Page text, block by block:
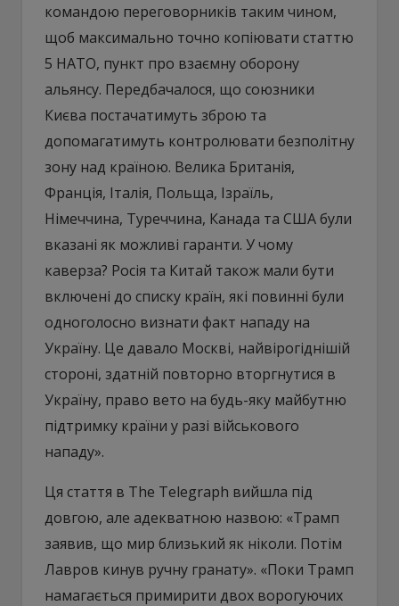
командою переговорників таким чином,
щоб максимально точно копіювати статтю
5 НАТО, пункт про взаємну оборону
альянсу. Передбачалося, що союзники
Києва постачатимуть зброю та
допомагатимуть контролювати безполітну
зону над країною. Велика Британія,
Франція, Італія, Польща, Ізраїль,
Німеччина, Туреччина, Канада та США були
вказані як можливі гаранти. У чому
каверза? Росія та Китай також мали бути
включені до списку країн, які повинні були
одноголосно визнати факт нападу на
Україну. Це давало Москві, найвірогіднішій
стороні, здатній повторно вторгнутися в
Україну, право вето на будь-яку майбутню
підтримку країни у разі військового
нападу».
Ця стаття в The Telegraph вийшла під
довгою, але адекватною назвою: «Трамп
заявив, що мир близький як ніколи. Потім
Лавров кинув ручну гранату». «Поки Трамп
намагається примирити двох ворогуючих